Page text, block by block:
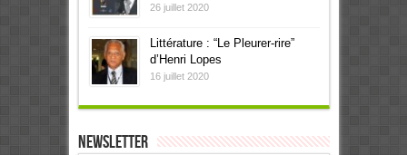
26 juillet 2020
Littérature : “Le Pleurer-rire”
d’Henri Lopes
16 juillet 2020
Newsletter